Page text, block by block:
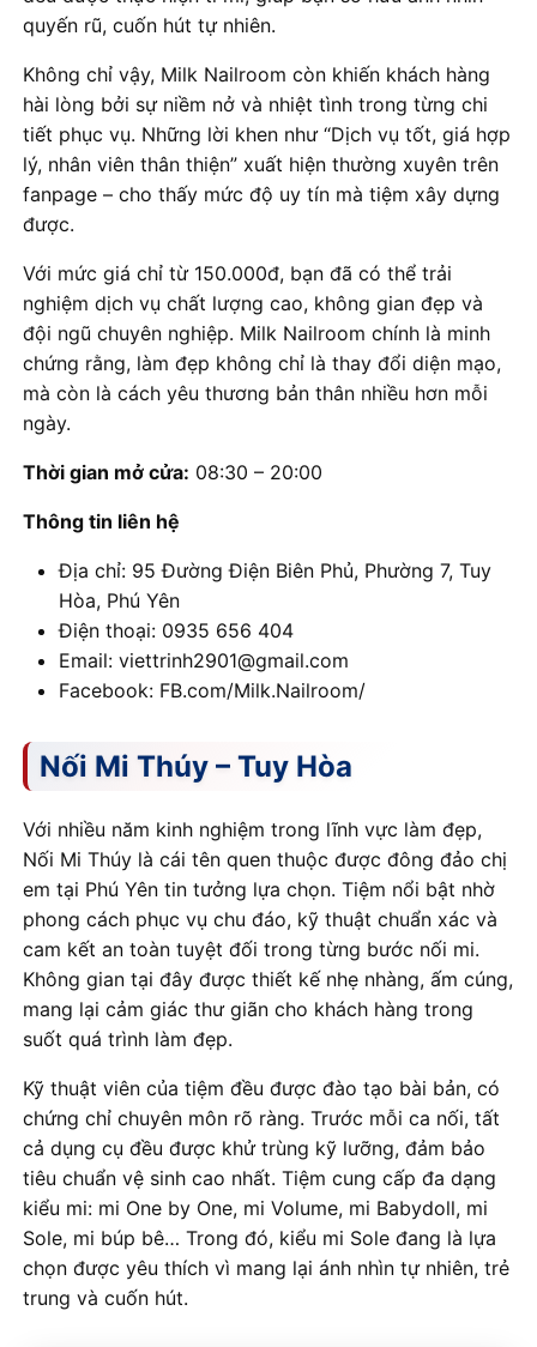
quyến rũ, cuốn hút tự nhiên.
Không chỉ vậy, Milk Nailroom còn khiến khách hàng
hài lòng bởi sự niềm nở và nhiệt tình trong từng chi
tiết phục vụ. Những lời khen như “Dịch vụ tốt, giá hợp
lý, nhân viên thân thiện” xuất hiện thường xuyên trên
fanpage – cho thấy mức độ uy tín mà tiệm xây dựng
được.
Với mức giá chỉ từ 150.000đ, bạn đã có thể trải
nghiệm dịch vụ chất lượng cao, không gian đẹp và
đội ngũ chuyên nghiệp. Milk Nailroom chính là minh
chứng rằng, làm đẹp không chỉ là thay đổi diện mạo,
mà còn là cách yêu thương bản thân nhiều hơn mỗi
ngày.
Thời gian mở cửa: 08:30 – 20:00
Thông tin liên hệ
Địa chỉ: 95 Đường Điện Biên Phủ, Phường 7, Tuy
Hòa, Phú Yên
Điện thoại: 0935 656 404
Email: viettrinh2901@gmail.com
Facebook: FB.com/Milk.Nailroom/
Nối Mi Thúy – Tuy Hòa
Với nhiều năm kinh nghiệm trong lĩnh vực làm đẹp,
Nối Mi Thúy là cái tên quen thuộc được đông đảo chị
em tại Phú Yên tin tưởng lựa chọn. Tiệm nổi bật nhờ
phong cách phục vụ chu đáo, kỹ thuật chuẩn xác và
cam kết an toàn tuyệt đối trong từng bước nối mi.
Không gian tại đây được thiết kế nhẹ nhàng, ấm cúng,
mang lại cảm giác thư giãn cho khách hàng trong
suốt quá trình làm đẹp.
Kỹ thuật viên của tiệm đều được đào tạo bài bản, có
chứng chỉ chuyên môn rõ ràng. Trước mỗi ca nối, tất
cả dụng cụ đều được khử trùng kỹ lưỡng, đảm bảo
tiêu chuẩn vệ sinh cao nhất. Tiệm cung cấp đa dạng
kiểu mi: mi One by One, mi Volume, mi Babydoll, mi
Sole, mi búp bê… Trong đó, kiểu mi Sole đang là lựa
chọn được yêu thích vì mang lại ánh nhìn tự nhiên, trẻ
trung và cuốn hút.